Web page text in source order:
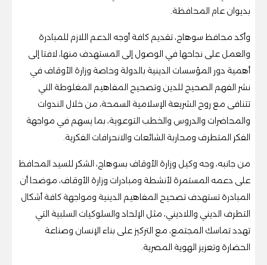
بديوان عام المحافظة.
وأكد محافظ سوهاج، تقديم كافة أوجه الدعم اللازم للمبادرة
والعمل على نجاحها في الوصول إلى المستهدف منها، لافتا إلى
أهمية دور المؤسسات الدينية بالدولة وخاصة وزارة الأوقاف في
نشر الفهم الصحيح للدين وتصحيح المفاهيم المغلوطة التي
تتنافى مع روح الشريعة الإسلامية السمحة، من خلال الندوات
والمحاضرات والدروس والخطب التوعوية، بما يسهم في مواجهة
الفكر المتطرف ومحاربة الشائعات والانحرافات الفكرية.
من جانبه، وجه وكيل وزارة الأوقاف بسوهاج، الشكر للسيد المحافظ
على دعمه المستمرة لأنشطة ومبادرات وزارة الأوقاف، موضحا أن
المبادرة تستهدف تصحيح المفاهيم الدينية ومواجهة كافة أشكال
التطرف الديني واللاديني، مثل الإلحاد والسلوكيات السلبية التي
تهدد تماسك المجتمع، مع التركيز على بناء الإنسان وصناعة
الحضارة وتعزيز الهوية المصرية.